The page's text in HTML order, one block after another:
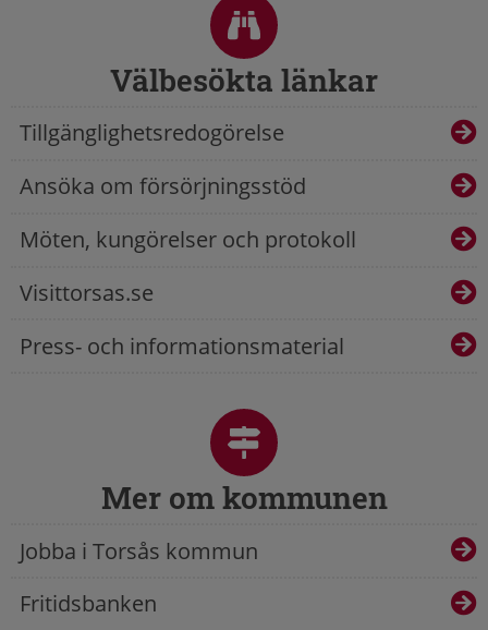
Välbesökta länkar
Tillgänglighetsredogörelse
Ansöka om försörjningsstöd
Möten, kungörelser och protokoll
Visittorsas.se
Press- och informationsmaterial
Mer om kommunen
Jobba i Torsås kommun
Fritidsbanken